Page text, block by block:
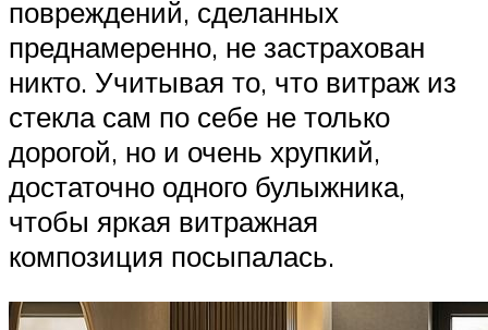
повреждений, сделанных
преднамеренно, не застрахован
никто. Учитывая то, что витраж из
стекла сам по себе не только
дорогой, но и очень хрупкий,
достаточно одного булыжника,
чтобы яркая витражная
композиция посыпалась.